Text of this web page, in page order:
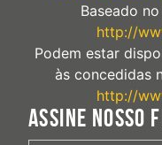
Baseado
http://
Podem estar
às concedidas
http://
ASSINE NOSSO